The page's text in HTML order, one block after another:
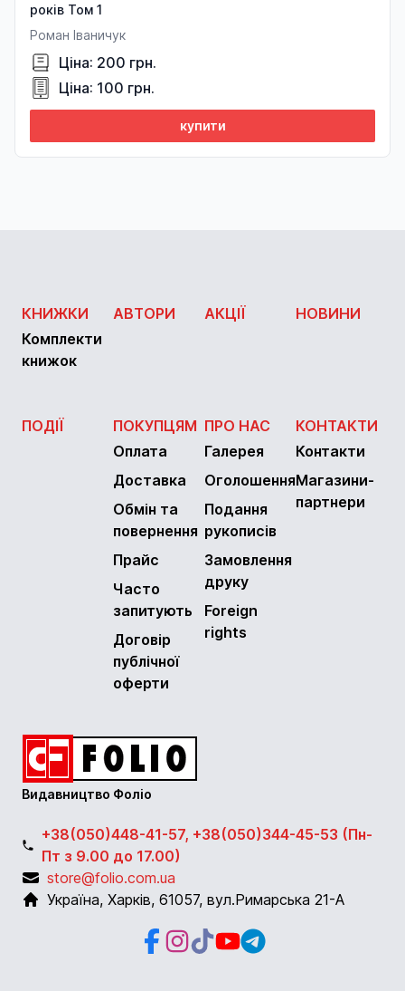
років Том 1
Роман Іваничук
Ціна: 200 грн.
Ціна: 100 грн.
купити
КНИЖКИ
Комплекти
книжок
АВТОРИ АКЦІЇ НОВИНИ
ПОДІЇ
ПОКУПЦЯМ
Оплата
Доставка
Обмін та
повернення
Прайс
Часто
запитують
Договір
публічної
оферти
ПРО НАС
Галерея
Оголошення
Подання
рукописів
Замовлення
друку
Foreign
rights
КОНТАКТИ
Контакти
Магазини-
партнери
Видавництво Фоліо
+38(050)448-41-57, +38(050)344-45-53 (Пн-
Пт з 9.00 до 17.00)
store@folio.com.ua
Україна, Харків, 61057, вул.Римарська 21-А
Facebook
Instagram
Instagram
YoutubeTelegram